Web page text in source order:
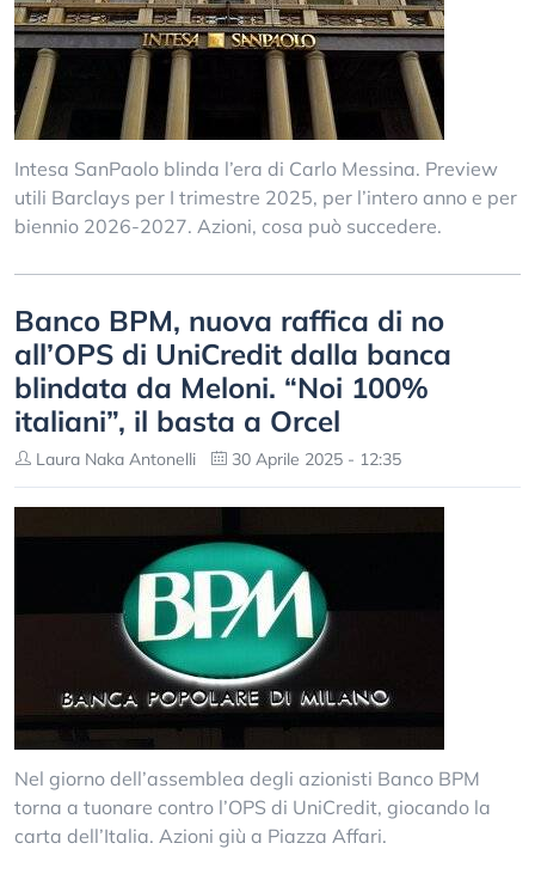
Intesa SanPaolo blinda l’era di Carlo Messina. Preview
utili Barclays per I trimestre 2025, per l’intero anno e per
biennio 2026-2027. Azioni, cosa può succedere.
Banco BPM, nuova raffica di no
all’OPS di UniCredit dalla banca
blindata da Meloni. “Noi 100%
italiani”, il basta a Orcel
Laura Naka Antonelli 30 Aprile 2025 - 12:35
Nel giorno dell’assemblea degli azionisti Banco BPM
torna a tuonare contro l’OPS di UniCredit, giocando la
carta dell’Italia. Azioni giù a Piazza Affari.